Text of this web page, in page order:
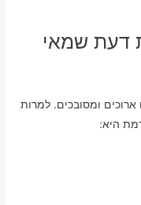
דעת שמאי
ארוכים ומסובכים. למרות
היא: